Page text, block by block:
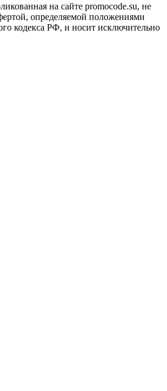
на сайте promocode.su, не
определяемой положениями
кодекса РФ, и носит исключительно